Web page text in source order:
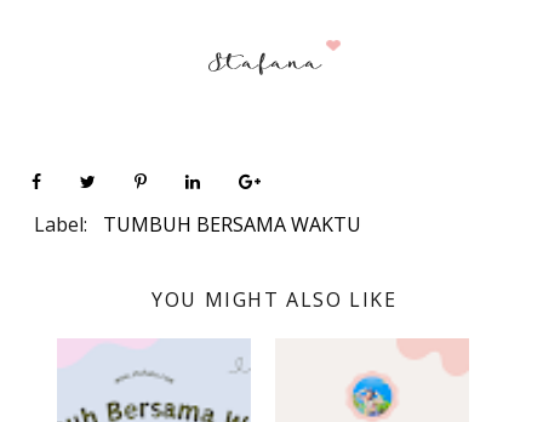
Label: TUMBUH BERSAMA WAKTU
YOU MIGHT ALSO LIKE